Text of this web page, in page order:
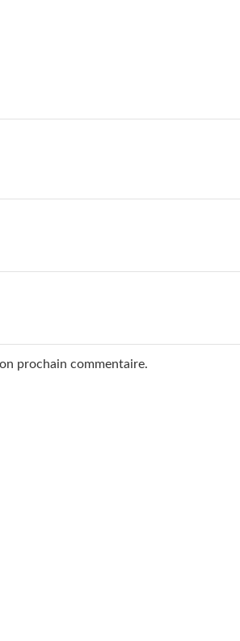
prochain commentaire.